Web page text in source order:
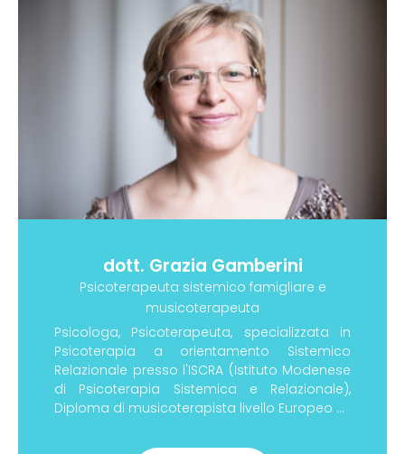
dott. Grazia Gamberini
Psicoterapeuta sistemico famigliare e
musicoterapeuta
Psicologa, Psicoterapeuta, specializzata in
Psicoterapia a orientamento Sistemico
Relazionale presso l'ISCRA (Istituto Modenese
di Psicoterapia Sistemica e Relazionale),
Diploma di musicoterapista livello Europeo 4°